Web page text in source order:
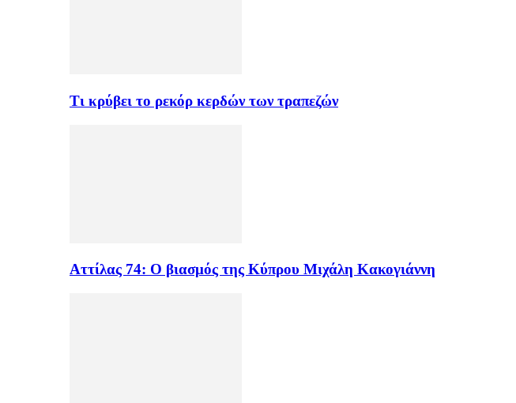
Τι κρύβει το ρεκόρ κερδών των τραπεζών
Αττίλας 74: Ο βιασμός της Κύπρου Μιχάλη Κακογιάννη